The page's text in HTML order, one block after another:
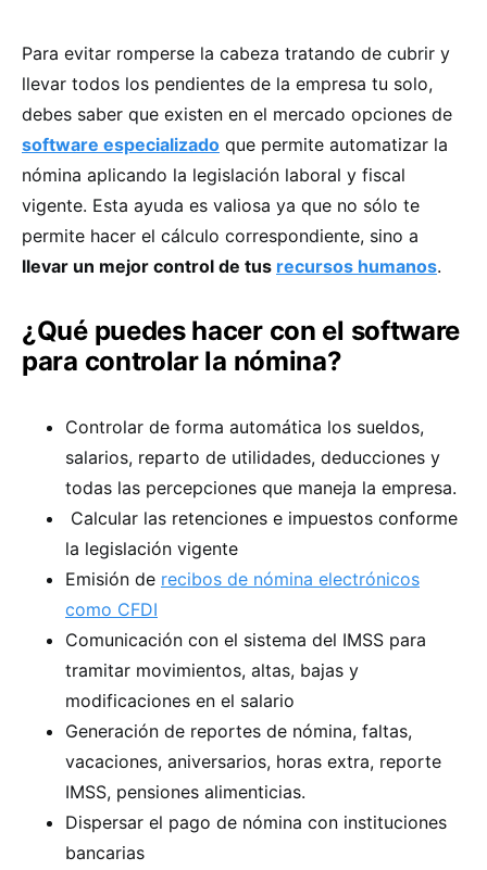
Para evitar romperse la cabeza tratando de cubrir y
llevar todos los pendientes de la empresa tu solo,
debes saber que existen en el mercado opciones de
software especializado que permite automatizar la
nómina aplicando la legislación laboral y fiscal
vigente. Esta ayuda es valiosa ya que no sólo te
permite hacer el cálculo correspondiente, sino a
llevar un mejor control de tus recursos humanos.
¿Qué puedes hacer con el software
para controlar la nómina?
Controlar de forma automática los sueldos,
salarios, reparto de utilidades, deducciones y
todas las percepciones que maneja la empresa.
Calcular las retenciones e impuestos conforme
la legislación vigente
Emisión de recibos de nómina electrónicos
como CFDI
Comunicación con el sistema del IMSS para
tramitar movimientos, altas, bajas y
modificaciones en el salario
Generación de reportes de nómina, faltas,
vacaciones, aniversarios, horas extra, reporte
IMSS, pensiones alimenticias.
Dispersar el pago de nómina con instituciones
bancarias